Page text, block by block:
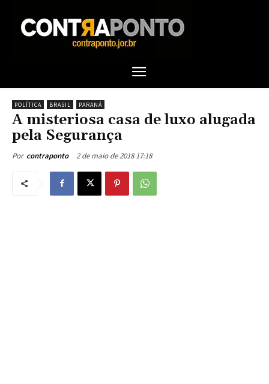
POLÍTICA BRASIL PARANÁ
A misteriosa casa de luxo alugada
pela Segurança
Por contraponto 2 de maio de 2018 17:18